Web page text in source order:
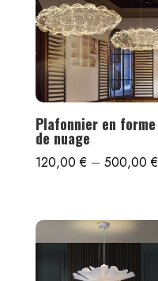
Plafonnier en forme
de nuage
120,00€ – 500,00€